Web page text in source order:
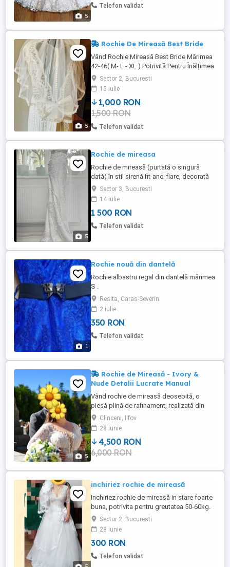
5
Pret: 850 lei Tel:
Telefon validat
5
Rochie De Mireasă Best Bride
Vând Rochie Mireasă Best Bride Mărimea
42-46( M- L - XL ) Potrivită Pentru Înălțimea
până În 1,80 Voal Trenă Detașabilă Pantofi
Piele Cristian Albu ( 39 )( toc de 6 ) Purtată
La Un Eveniment
Sector 2, Bucuresti
15 iulie
1,000 RON
1,500 RON
Telefon validat
5
Rochie de mireasa
Rochie de mireasă (purtată o singură
dată) în stil sirenă fit-and-flare, decorată
integral cu aplicații de dantelă florală și
detalii brodate în relief (3D), având o trenă
fluidă cu margini lucrate în ghipură sau
bordură de dantelă.
Sector 3, Bucuresti
14 iulie
1 500 RON
Telefon validat
1
Rochie nouă din dantelă
Rochie albastru regal din dantelă mărimea
S .
Resita, Caras-Severin
2 iulie
350 RON
Telefon validat
5
Rochie de Mireasă - Ivory &
Nude Detalii Lucrate Manual
Vând rochie de mireasă deosebită, o
piesă plină de rafinament, realizată din
dantelă fină cu mărgele și paiete discrete.
Designul este gândit să pună în evidență
silueta, oferind un contrast elegant între
dublura de tulle ivoire și căptușeala
elastică nude. Detalii Design: * Bust:
Clinceni, Ilfov
28 iunie
4,500 RON
6,000 RON
inchiriez rochie de mireasă
Inchiriez rochie de mireasă in stare foarte
buna, potrivita pentru greutatea 50-60kg.
marimea XL.
Sector 2, Bucuresti
28 iunie
300 RON
Telefon validat